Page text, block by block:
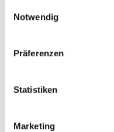
Notwendig
Präferenzen
Statistiken
Marketing
pfau-